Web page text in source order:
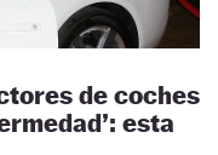
de coches
esta